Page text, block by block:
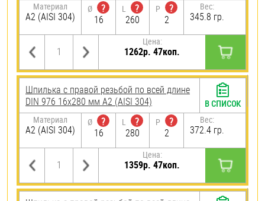
Материал
А2 (AISI 304)
Ø
?
16
L
?
260
P
?
2
Вес:
345.8 гр.
Цена:
1262р. 47коп.
Шпилька с правой резьбой по всей длине
DIN 976 16х280 мм А2 (AISI 304)
Материал
А2 (AISI 304)
Ø
?
16
L
?
280
P
?
2
Вес:
372.4 гр.
Цена:
1359р. 47коп.
В СПИСОК